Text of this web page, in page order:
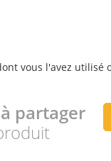
vous l'avez
partager